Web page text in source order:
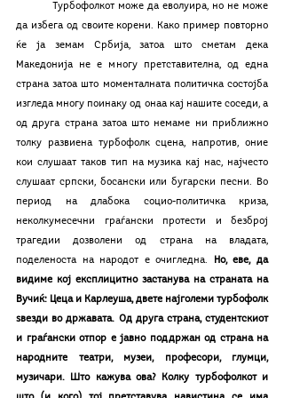
да избега од своите корени. Како пример повторно
ќе ја земам Србија, затоа што сметам дека
Македонија не е многу претставителна, од една
страна затоа што моменталната политичка состојба
изгледа многу поинаку од онаа кај нашите соседи, а
од друга страна затоа што немаме ни приближно
толку развиена турбофолк сцена, напротив, оние
кои слушаат таков тип на музика кај нас, најчесто
слушаат српски, босански или бугарски песни. Во
период на длабока социо-политичка криза,
неколкумесечни граѓански протести и безброј
трагедии дозволени од страна на владата,
поделеноста на народот е очигледна.
Но, еве, да
видиме кој експлицитно застанува на страната на
Вучиќ: Цеца и Карлеуша, двете најголеми турбофолк
ѕвезди во државата. Од друга страна, студентскиот
и граѓански отпор е јавно поддржан од страна на
народните театри, музеи, професори, глумци,
музичари. Што кажува ова? Колку турбофолкот и